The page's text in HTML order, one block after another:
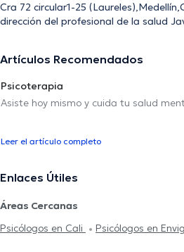
Cra 72 circular1-25
dirección del profesional de la salud
Artículos Recomendados
Psicoterapia
Asiste hoy mismo y cuida tu salud
Leer el artículo completo
Enlaces Útiles
Áreas Cercanas
Psicólogos en Cali
Psicólogos en